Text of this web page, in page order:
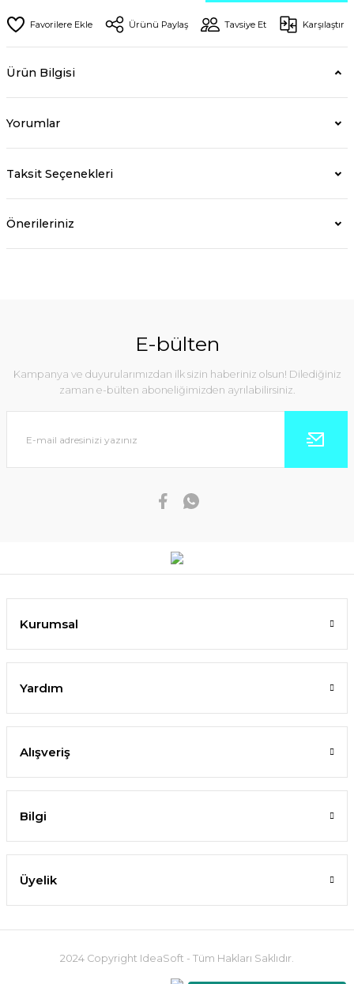
Ürünü Paylaş Tavsiye Et Karşılaştır
Ürün Bilgisi
Yorumlar
Taksit Seçenekleri
Önerileriniz
E-bülten
Kampanya ve duyurularımızdan ilk sizin haberiniz olsun! Dilediğiniz
zaman e-bülten aboneliğimizden ayrılabilirsiniz.
Kurumsal
Yardım
Alışveriş
Bilgi
Üyelik
2024 Copyright IdeaSoft - Tüm Hakları Saklıdır.